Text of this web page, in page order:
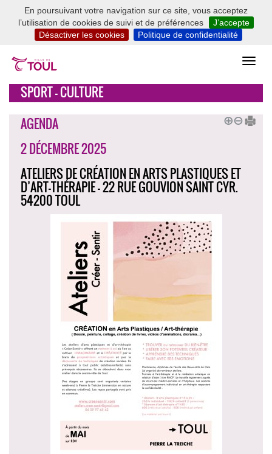
En poursuivant votre navigation sur ce site, vous acceptez
l’utilisation de cookies de suivi et de préférences
J’accepte
Désactiver les cookies
Politique de confidentialité
SPORT - CULTURE
AGENDA
2 DÉCEMBRE 2025
ATELIERS DE CRÉATION EN ARTS PLASTIQUES ET
D’ART-THÉRAPIE - 22 RUE GOUVION SAINT CYR.
54200 TOUL